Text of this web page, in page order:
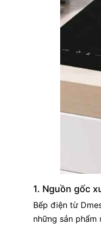
1. Nguồn gốc
Bếp điện từ
những sản